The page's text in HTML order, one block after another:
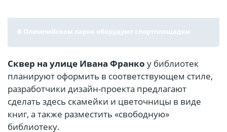
В Олимпийском парке оборудуют спортплощадки
Сквер на улице Ивана Франко у библиотек
планируют оформить в соответствующем стиле,
разработчики дизайн-проекта предлагают
сделать здесь скамейки и цветочницы в виде
книг, а также разместить «свободную»
библиотеку.